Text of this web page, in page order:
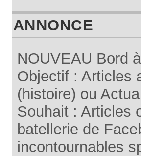
ANNONCE
NOUVEAU Bord
Objectif : Articles
(histoire) ou
Souhait : Articles
batellerie de
incontournables